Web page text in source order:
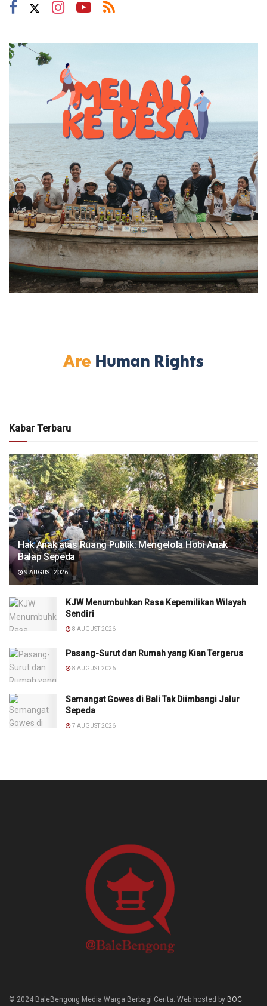
Kabar Terbaru
Hak Anak atas Ruang Publik: Mengelola Hobi Anak
Balap Sepeda
9 AUGUST 2026
KJW Menumbuhkan Rasa Kepemilikan Wilayah
Sendiri
8 AUGUST 2026
Pasang-Surut dan Rumah yang Kian Tergerus
8 AUGUST 2026
Semangat Gowes di Bali Tak Diimbangi Jalur
Sepeda
7 AUGUST 2026
© 2024 BaleBengong Media Warga Berbagi Cerita. Web hosted by BOC